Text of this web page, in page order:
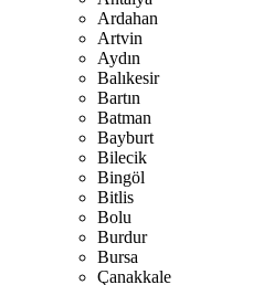
Ardahan
Artvin
Aydın
Balıkesir
Bartın
Batman
Bayburt
Bilecik
Bingöl
Bitlis
Bolu
Burdur
Bursa
Çanakkale